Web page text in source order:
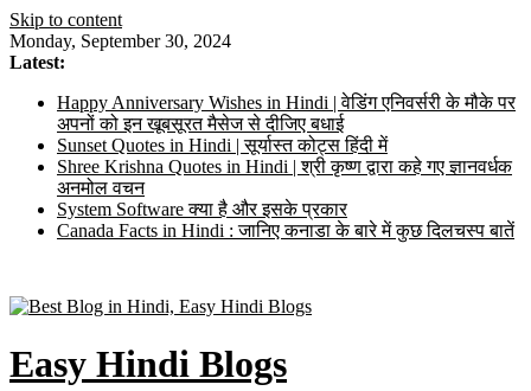
Skip to content
Monday, September 30, 2024
Latest:
Happy Anniversary Wishes in Hindi | वेडिंग एनिवर्सरी के मौके पर
अपनों को इन खूबसूरत मैसेज से दीजिए बधाई
Sunset Quotes in Hindi | सूर्यास्त कोट्स हिंदी में
Shree Krishna Quotes in Hindi | श्री कृष्ण द्वारा कहे गए ज्ञानवर्धक
अनमोल वचन
System Software क्या है और इसके प्रकार
Canada Facts in Hindi : जानिए कनाडा के बारे में कुछ दिलचस्प बातें
Easy Hindi Blogs